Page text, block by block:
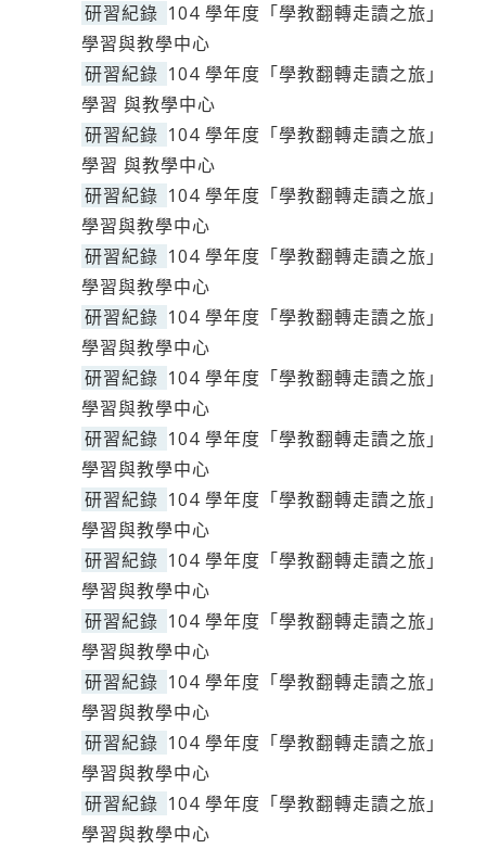
研習紀錄 104 學年度「學教翻轉走讀之旅」
學習與教學中心
研習紀錄 104 學年度「學教翻轉走讀之旅」
學習 與教學中心
研習紀錄 104 學年度「學教翻轉走讀之旅」
學習 與教學中心
研習紀錄 104 學年度「學教翻轉走讀之旅」
學習與教學中心
研習紀錄 104 學年度「學教翻轉走讀之旅」
學習與教學中心
研習紀錄 104 學年度「學教翻轉走讀之旅」
學習與教學中心
研習紀錄 104 學年度「學教翻轉走讀之旅」
學習與教學中心
研習紀錄 104 學年度「學教翻轉走讀之旅」
學習與教學中心
研習紀錄 104 學年度「學教翻轉走讀之旅」
學習與教學中心
研習紀錄 104 學年度「學教翻轉走讀之旅」
學習與教學中心
研習紀錄 104 學年度「學教翻轉走讀之旅」
學習與教學中心
研習紀錄 104 學年度「學教翻轉走讀之旅」
學習與教學中心
研習紀錄 104 學年度「學教翻轉走讀之旅」
學習與教學中心
研習紀錄 104 學年度「學教翻轉走讀之旅」
學習與教學中心